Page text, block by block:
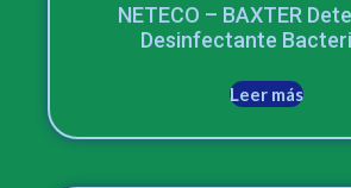
NETECO – BAXTER
Desinfectante
Leer más